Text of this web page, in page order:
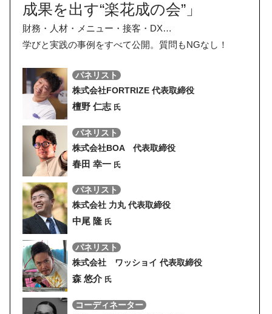
成果を出す“楽花成の会”」
財務・人材・メニュー・接客・DX…
学びと実践の事例をすべて公開。質問もNGなし！
パネリスト
株式会社FORTRIZE 代表取締役
檀野 仁志 氏
パネリスト
株式会社BOA 代表取締役
春田 幸一 氏
パネリスト
株式会社 力丸 代表取締役
中尾 隆 氏
パネリスト
株式会社 ワッショイ 代表取締役
森 悠介 氏
コーディネーター